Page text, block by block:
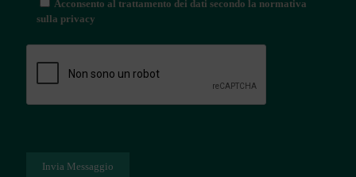
Acconsento al trattamento dei dati secondo la normativa
sulla privacy